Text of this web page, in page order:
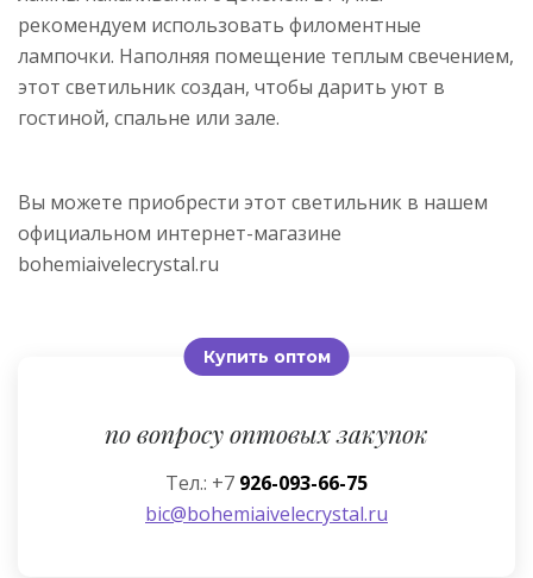
рекомендуем использовать филоментные
лампочки. Наполняя помещение теплым свечением,
этот светильник создан, чтобы дарить уют в
гостиной, спальне или зале.
Вы можете приобрести этот светильник в нашем
официальном интернет-магазине
bohemiaivelecrystal.ru
Купить оптом
по вопросу оптовых закупок
Тел.: +7 926-093-66-75
bic@bohemiaivelecrystal.ru